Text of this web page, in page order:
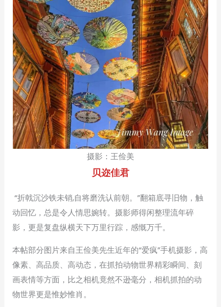
摄影：王俭美
贝迩佳君
“折戟沉沙铁未销,自将磨洗认前朝。”翻箱底寻旧物，触
动回忆，总是令人情思婉转。摄影师得闲整理流年碎
影，更是复盘纵横天下万里行踪，感慨万千。
本帖部分图片来自王俭美先生近年的“爱疯”手机摄影，高
像素、高品质、高动态，在抓拍动物世界精彩瞬间、刻
画表情等方面，比之相机竟然不逊毫分，相机抓拍的动
物世界更是惟妙惟肖。